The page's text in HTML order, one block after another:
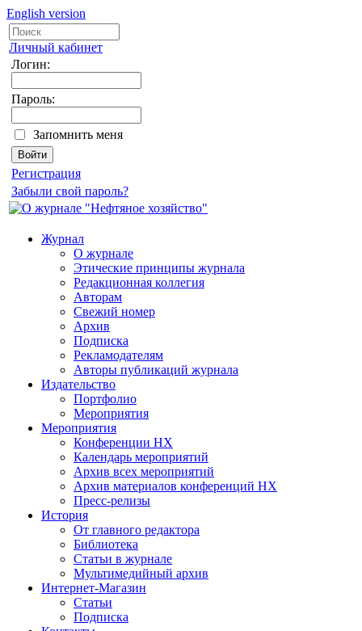
English version
Личный кабинет
Логин:
Пароль:
Запомнить меня
Регистрация
Забыли свой пароль?
Журнал
О журнале
Этические принципы журнала
Редакционная коллегия
Авторам
Свежий номер
Архив
Подписка
Рекламодателям
Авторы публикаций журнала
Издательство
Портфолио
Мероприятия
Мероприятия
Конференции НХ
Календарь мероприятий
Архив всех мероприятий
Архив материалов конференций НХ
Пресс-релизы
История
От главного редактора
Библиотека
Статьи в журнале
Мультимедийный архив
Интернет-Магазин
Статьи
Подписка